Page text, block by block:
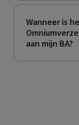
Wanneer is
aan mijn BA?